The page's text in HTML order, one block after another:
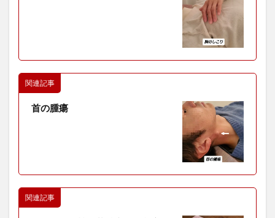
関連記事
首の腫瘍
関連記事